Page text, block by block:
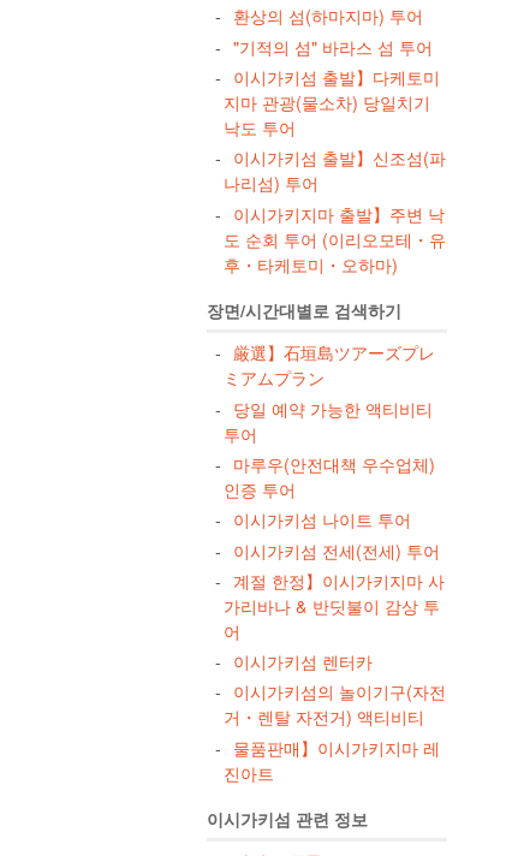
환상의 섬(하마지마) 투어
"기적의 섬" 바라스 섬 투어
이시가키섬 출발】다케토미
지마 관광(물소차) 당일치기
낙도 투어
이시가키섬 출발】신조섬(파
나리섬) 투어
이시가키지마 출발】주변 낙
도 순회 투어 (이리오모테・유
후・타케토미・오하마)
장면/시간대별로 검색하기
厳選】石垣島ツアーズプレ
ミアムプラン
당일 예약 가능한 액티비티
투어
마루우(안전대책 우수업체)
인증 투어
이시가키섬 나이트 투어
이시가키섬 전세(전세) 투어
계절 한정】이시가키지마 사
가리바나 & 반딧불이 감상 투
어
이시가키섬 렌터카
이시가키섬의 놀이기구(자전
거・렌탈 자전거) 액티비티
물품판매】이시가키지마 레
진아트
이시가키섬 관련 정보